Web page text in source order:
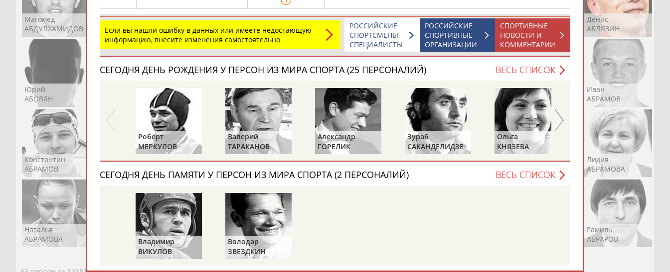
Магомед
АБДУЛХАМИДОВ
Шамиль
АБДУРАХМАНОВ
Адлан
АБДУРАШИДОВ
Рустам
АБДУРАШИДОВ
Магомед
АБДУСАЛАМОВ
Нурлан
АБДЫКАЛЫКОВ
Эдуард
АБЗАЛИМОВ
Уулу Азамат
АБИБИЛЛА
Денис
АБЛЯЗИН
Юрий
АБОВЯН
Виктор
АБОИМОВ
Элизабет
АБРААМЯН
Захария
АБРАМАШВИЛИ
Александр
АБРАМОВ
Андрей
АБРАМОВ
Валерий
АБРАМОВ
Иван
АБРАМОВ
Константин
АБРАМОВ
Константин
Николай
Павел
Дарья
Екатерина
АБРАМОВА
Екатерина
Ирина
Лидия
АБРАМОВА
Наталья
АБРАМОВА
Светлана
АБРАМОВА
Тамара
АБРАМОВА
Рамиль
АБРАРОВ
Если вы нашли ошибку в данных или имеете недостающую
информацию, внесите изменения самостоятельно
СПОРТИВНЫЕ
НОВОСТИ И
КОММЕНТАРИИ
РОССИЙСКИЕ
СПОРТИВНЫЕ
ОРГАНИЗАЦИИ
РОССИЙСКИЕ
СПОРТСМЕНЫ,
СПЕЦИАЛИСТЫ
СЕГОДНЯ ДЕНЬ РОЖДЕНИЯ У ПЕРСОН ИЗ МИРА СПОРТА (25 ПЕРСОНАЛИЙ) ВЕСЬ СПИСОК
Роберт
МЕРКУЛОВ
Валерий
ТАРАКАНОВ
Александр
ГОРЕЛИК
Зураб
САКАНДЕЛИДЗЕ
Ольга
КНЯЗЕВА
Ольга
БЕЛОВА
СЕГОДНЯ ДЕНЬ ПАМЯТИ У ПЕРСОН ИЗ МИРА СПОРТА (2 ПЕРСОНАЛИЙ) ВЕСЬ СПИСОК
Владимир
ВИКУЛОВ
Володар
ЗВЕЗДКИН